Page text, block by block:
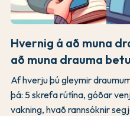
Hvernig á að muna
að muna drauma
Af hverju þú gleymir
þá: 5 skrefa rútína, góðar
vakning, hvað rannsóknir